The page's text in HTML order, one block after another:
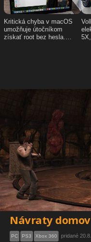
Návraty
PC PS3 Xbox 360 pridané